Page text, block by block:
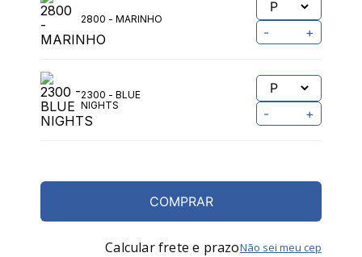
2800 - MARINHO
- +
2300 - BLUE
NIGHTS
- +
COMPRAR
Calcular frete e prazoNão sei meu cep